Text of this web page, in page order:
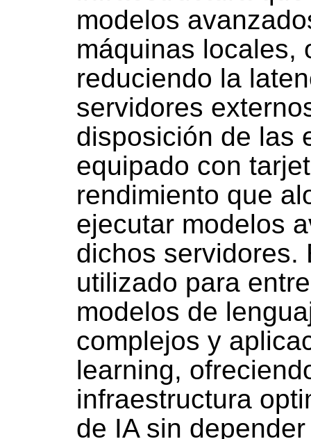
modelos
máquinas locales,
reduciendo la
servidores
disposición de las
equipado con
rendimiento que
ejecutar modelos
dichos servidores.
utilizado para
modelos de
complejos y
learning,
infraestructura
de IA sin